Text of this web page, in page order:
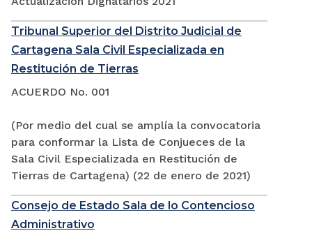
Tribunal Superior del Distrito Judicial de
Cartagena Sala Civil Especializada en
Restitución de Tierras
ACUERDO No. 001
(Por medio del cual se amplía la convocatoria
para conformar la Lista de Conjueces de la
Sala Civil Especializada en Restitución de
Tierras de Cartagena) (22 de enero de 2021)
Consejo de Estado Sala de lo Contencioso
Administrativo